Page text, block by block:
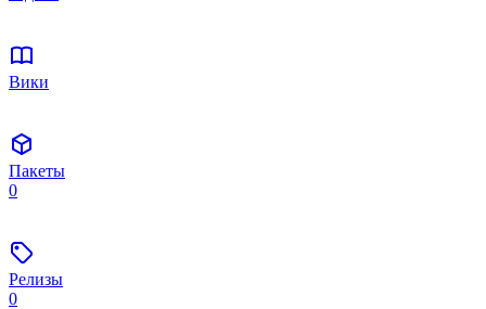
Вики
Пакеты
0
Релизы
0